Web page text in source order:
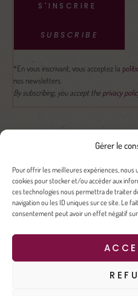
Gérer le
Pour offrir les meilleures expériences,
cookies pour stocker et/ou accéder aux
ces technologies nous permettra de traiter
navigation ou les ID uniques sur ce site. Le
consentement peut avoir un effet négatif
S'INSCRIRE
SUBSCRIBE
*En vous inscrivant, vous acceptez la
nos newsletters.
By subscribing, you accept theprivacy
Mentions légales
© Tous droits réservés 2026 –
– Pour visiter notre site,
– L’abus d’alcool est
avec